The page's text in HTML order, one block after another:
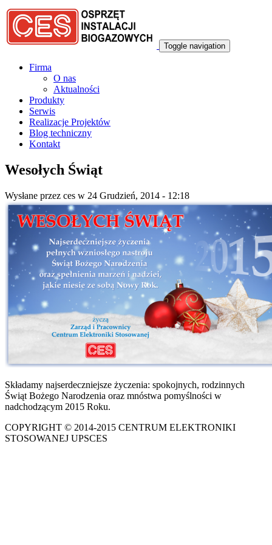
Przejdź do treści
Toggle navigation
Firma
O nas
Aktualności
Produkty
Serwis
Realizacje Projektów
Blog techniczny
Kontakt
Wesołych Świąt
Wysłane przez ces w 24 Grudzień, 2014 - 12:18
Składamy najserdeczniejsze życzenia: spokojnych, rodzinnych
Świąt Bożego Narodzenia oraz mnóstwa pomyślności w
nadchodzącym 2015 Roku.
COPYRIGHT © 2014-2015 CENTRUM ELEKTRONIKI
STOSOWANEJ UPSCES